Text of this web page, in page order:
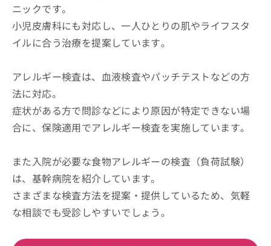
ニックです。
小児皮膚科にも対応し、一人ひとりの肌やライフスタ
イルに合う治療を提案しています。
アレルギー検査は、血液検査やパッチテストなどの方
法に対応。
症状がある方で問診などにより原因が特定できない場
合に、保険適用でアレルギー検査を実施しています。
また入院が必要な食物アレルギーの検査（負荷試験）
は、基幹病院を紹介しています。
さまざまな検査方法を提案・提供しているため、気軽
な相談でも受診しやすいでしょう。